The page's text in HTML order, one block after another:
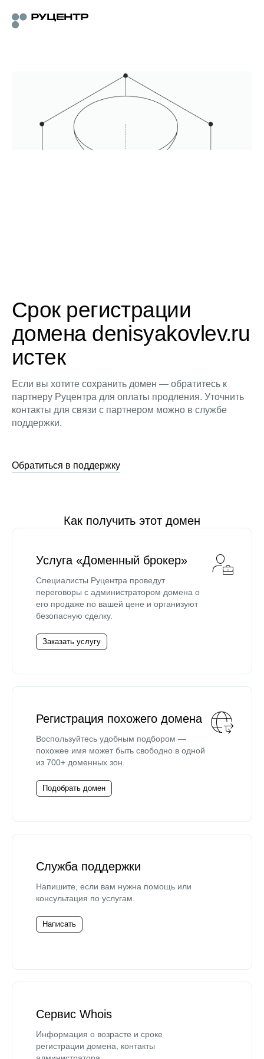
Срок регистрации
домена denisyakovlev.ru
истек
Если вы хотите сохранить домен — обратитесь к
партнеру Руцентра для оплаты продления. Уточнить
контакты для связи с партнером можно в службе
поддержки.
Обратиться в поддержку
Как получить этот домен
Услуга «Доменный брокер»
Специалисты Руцентра проведут
переговоры с администратором домена о
его продаже по вашей цене и организуют
безопасную сделку.
Заказать услугу
Регистрация похожего домена
Воспользуйтесь удобным подбором —
похожее имя может быть свободно в одной
из 700+ доменных зон.
Подобрать домен
Служба поддержки
Напишите, если вам нужна помощь или
консультация по услугам.
Написать
Сервис Whois
Информация о возрасте и сроке
регистрации домена, контакты